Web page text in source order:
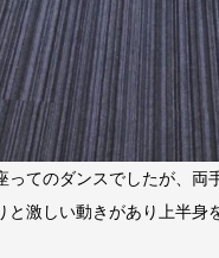
ってのダンスでしたが、両
と激しい動きがあり上半身